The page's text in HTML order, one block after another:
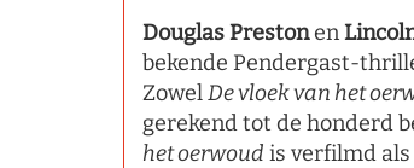
Douglas Prestonen
bekende Pendergast-
ZowelDe vloek van het
gerekend tot de honderd
het oerwoud is verfilmd